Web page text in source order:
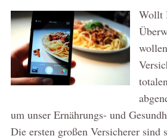
Wollt
um unser Ernährungs- und
Die ersten großen Versicherer sind